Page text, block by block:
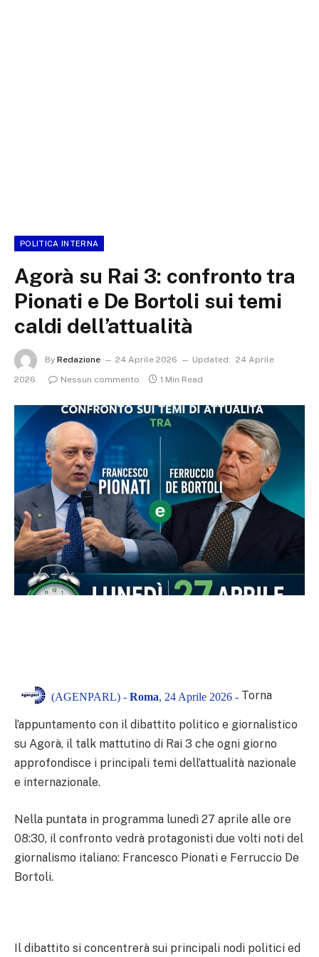
POLITICA INTERNA
Agorà su Rai 3: confronto tra
Pionati e De Bortoli sui temi
caldi dell’attualità
By Redazione 24 Aprile 2026 Updated: 24 Aprile
2026
Nessun commento 1 Min Read
(AGENPARL) - Roma, 24 Aprile 2026 - Torna
l’appuntamento con il dibattito politico e giornalistico
su Agorà, il talk mattutino di Rai 3 che ogni giorno
approfondisce i principali temi dell’attualità nazionale
e internazionale.
Nella puntata in programma lunedì 27 aprile alle ore
08:30, il confronto vedrà protagonisti due volti noti del
giornalismo italiano: Francesco Pionati e Ferruccio De
Bortoli.
Il dibattito si concentrerà sui principali nodi politici ed